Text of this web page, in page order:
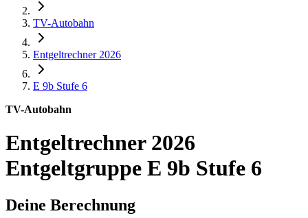
TV-Autobahn
Entgeltrechner 2026
E 9b Stufe 6
TV-Autobahn
Entgeltrechner 2026
Entgeltgruppe E 9b Stufe 6
Deine Berechnung